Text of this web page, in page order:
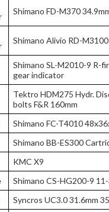
Shimano FD-M370
Shimano Alivio RD-
Shimano SL-M2010-9 R-
gear indicator
Tektro HDM275 Hydr.
bolts F&R 160mm
Shimano FC-T4010
Shimano BB-ES300
KMC X9
Shimano CS-HG200-9
Syncros UC3.0 31.6mm